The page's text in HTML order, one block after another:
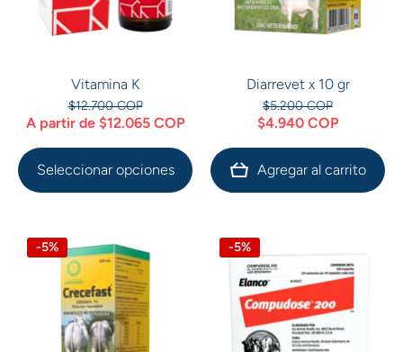
Vitamina K
$12.700 COP
A partir de $12.065 COP
Seleccionar opciones
Diarrevet x 10 gr
$5.200 COP
$4.940 COP
Agregar al carrito
-5% -5%